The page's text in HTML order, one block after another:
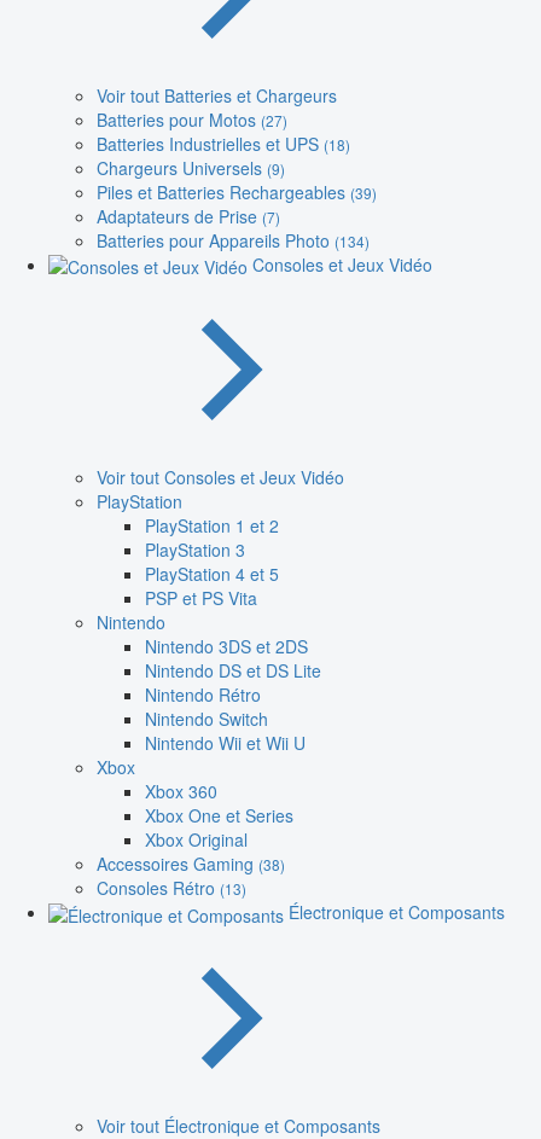
Voir tout Batteries et Chargeurs
Batteries pour Motos (27)
Batteries Industrielles et UPS (18)
Chargeurs Universels (9)
Piles et Batteries Rechargeables (39)
Adaptateurs de Prise (7)
Batteries pour Appareils Photo (134)
Consoles et Jeux Vidéo
Voir tout Consoles et Jeux Vidéo
PlayStation
PlayStation 1 et 2
PlayStation 3
PlayStation 4 et 5
PSP et PS Vita
Nintendo
Nintendo 3DS et 2DS
Nintendo DS et DS Lite
Nintendo Rétro
Nintendo Switch
Nintendo Wii et Wii U
Xbox
Xbox 360
Xbox One et Series
Xbox Original
Accessoires Gaming (38)
Consoles Rétro (13)
Électronique et Composants
Voir tout Électronique et Composants